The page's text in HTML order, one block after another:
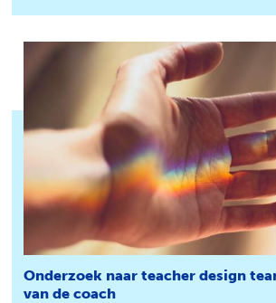
Onderzoek naar teacher design
van de coach